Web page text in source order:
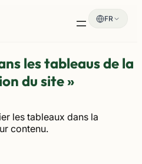
FR
les tableaus de la
du site »
les tableaux dans la
contenu.